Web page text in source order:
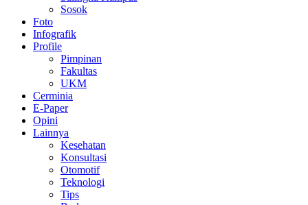
Sosok
Foto
Infografik
Profile
Pimpinan
Fakultas
UKM
Cerminia
E-Paper
Opini
Lainnya
Kesehatan
Konsultasi
Otomotif
Teknologi
Tips